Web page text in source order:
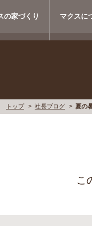
の家づくり マクスに
トップ 社長ブログ 夏の
こ